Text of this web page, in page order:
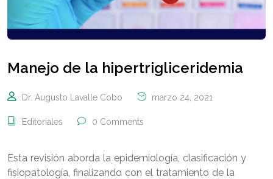
Manejo de la hipertrigliceridemia
Dr. Augusto Lavalle Cobo marzo 24, 2021
Editoriales 0 Comments
Esta revisión aborda la epidemiología, clasificación y
fisiopatología, finalizando con el tratamiento de la